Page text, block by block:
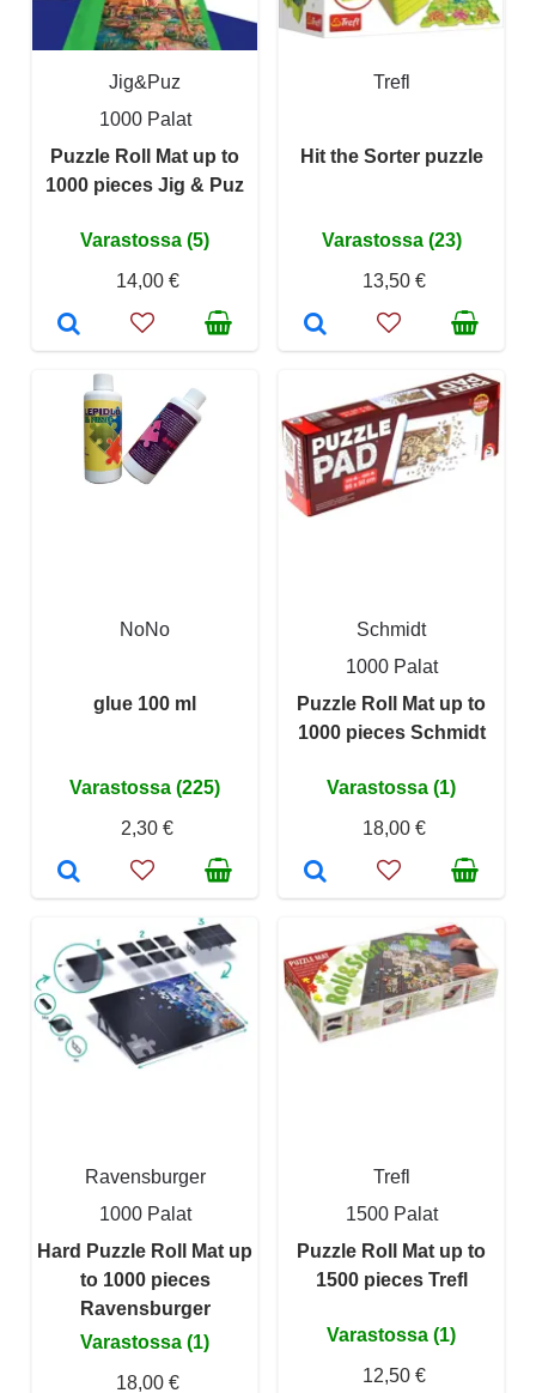
Jig&Puz
1000 Palat
Puzzle Roll Mat up to
1000 pieces Jig & Puz
Varastossa (5)
14,00 €
Trefl
Hit the Sorter puzzle
Varastossa (23)
13,50 €
NoNo
glue 100 ml
Varastossa (225)
2,30 €
Schmidt
1000 Palat
Puzzle Roll Mat up to
1000 pieces Schmidt
Varastossa (1)
18,00 €
Ravensburger
1000 Palat
Hard Puzzle Roll Mat up
to 1000 pieces
Ravensburger
Varastossa (1)
18,00 €
Trefl
1500 Palat
Puzzle Roll Mat up to
1500 pieces Trefl
Varastossa (1)
12,50 €